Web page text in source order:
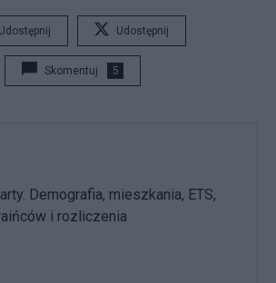
Udostępnij Udostępnij
Skomentuj 5
Demografia, mieszkania, ETS,
i rozliczenia